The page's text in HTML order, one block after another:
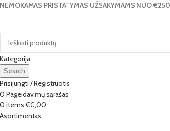
NEMOKAMAS PRISTATYMAS UŽSAKYMAMS NUO €250
Kategorija
Search
Prisijungti / Registruotis
0 Pageidavimų sąrašas
0 items €0,00
Asortimentas